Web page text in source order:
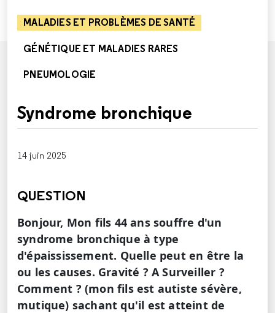
MALADIES ET PROBLÈMES DE SANTÉ
GÉNÉTIQUE ET MALADIES RARES
PNEUMOLOGIE
Syndrome bronchique
14 juin 2025
QUESTION
Bonjour, Mon fils 44 ans souffre d'un
syndrome bronchique à type
d'épaississement. Quelle peut en être la
ou les causes. Gravité ? A Surveiller ?
Comment ? (mon fils est autiste sévère,
mutique) sachant qu'il est atteint de